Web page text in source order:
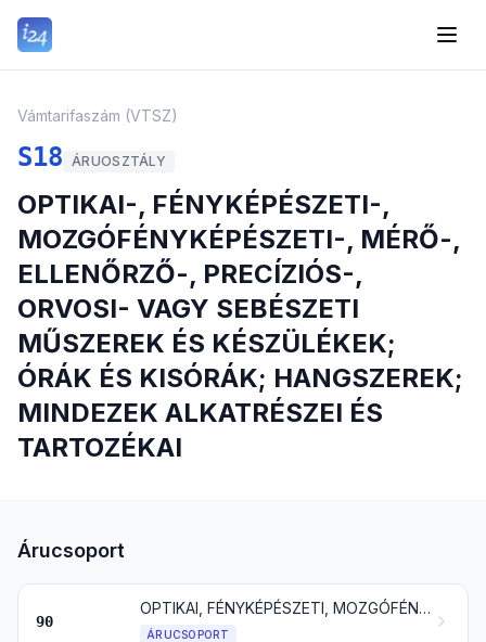
Vámtarifaszám (VTSZ)
S18 ÁRUOSZTÁLY
OPTIKAI-, FÉNYKÉPÉSZETI-,
MOZGÓFÉNYKÉPÉSZETI-, MÉRŐ-,
ELLENŐRZŐ-, PRECÍZIÓS-,
ORVOSI- VAGY SEBÉSZETI
MŰSZEREK ÉS KÉSZÜLÉKEK;
ÓRÁK ÉS KISÓRÁK; HANGSZEREK;
MINDEZEK ALKATRÉSZEI ÉS
TARTOZÉKAI
Árucsoport
90
OPTIKAI, FÉNYKÉPÉSZETI, MOZGÓFÉNYKÉPÉSZETI, MÉRŐ-, ELLENŐRZŐ-, PRECÍZIÓS, ORVOSI VAGY SEBÉSZETI MŰSZEREK ÉS KÉSZÜLÉKEK; MINDEZEK ALKATRÉSZEI ÉS TARTOZÉKAI
ÁRUCSOPORT